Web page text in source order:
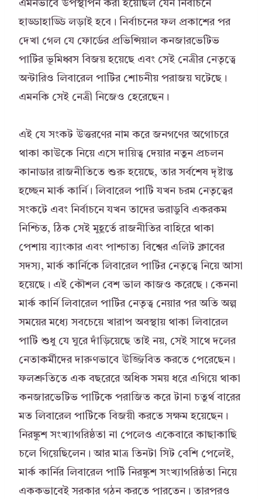
এমনভাবে উপস্থাপন করা হয়েছিল যেন নির্বাচনে
হাড্ডাহাড্ডি লড়াই হবে। নির্বাচনের ফল প্রকাশের পর
দেখা গেল যে ফোর্ডের প্রভিন্সিয়াল কনজারভেটিভ
পার্টির ভূমিধ্বস বিজয় হয়েছে এবং সেই নেত্রীর নেতৃত্বে
অন্টারিও লিবারেল পার্টির শোচনীয় পরাজয় ঘটেছে।
এমনকি সেই নেত্রী নিজেও হেরেছেন।
এই যে সংকট উত্তরণের নাম করে জনগণের অগোচরে
থাকা কাউকে নিয়ে এসে দায়িত্ব দেয়ার নতুন প্রচলন
কানাডার রাজনীতিতে শুরু হয়েছে, তার সর্বশেষ দৃষ্টান্ত
হচ্ছেন মার্ক কার্নি। লিবারেল পার্টি যখন চরম নেতৃত্বের
সংকটে এবং নির্বাচনে যখন তাদের ভরাডুবি একরকম
নিশ্চিত, ঠিক সেই মুহূর্তে রাজনীতির বাহিরে থাকা
পেশায় ব্যাংকার এবং পাশ্চাত্য বিশ্বের এলিট ক্লাবের
সদস্য, মার্ক কার্নিকে লিবারেল পার্টির নেতৃত্বে নিয়ে আসা
হয়েছে। এই কৌশল বেশ ভাল কাজও করেছে। কেননা
মার্ক কার্নি লিবারেল পার্টির নেতৃত্ব নেয়ার পর অতি অল্প
সময়ের মধ্যে সবচেয়ে খারাপ অবস্থায় থাকা লিবারেল
পার্টি শুধু যে ঘুরে দাঁড়িয়েছে তাই নয়, সেই সাথে দলের
নেতাকর্মীদের দারুণভাবে উজ্জিবিত করতে পেরেছেন।
ফলশ্রুতিতে এক বছরেরে অধিক সময় ধরে এগিয়ে থাকা
কনজারভেটিভ পার্টিকে পরাজিত করে টানা চতুর্থ বারের
মত লিবারেল পার্টিকে বিজয়ী করতে সক্ষম হয়েছেন।
নিরঙ্কুশ সংখ্যাগরিষ্ঠতা না পেলেও একেবারে কাছাকাছি
চলে গিয়েছিলেন। আর মাত্র তিনটা সিট বেশি পেলেই,
মার্ক কার্নির লিবারেল পার্টি নিরঙ্কুশ সংখ্যাগরিষ্ঠতা নিয়ে
এককভাবেই সরকার গঠন করতে পারতেন। তারপরও